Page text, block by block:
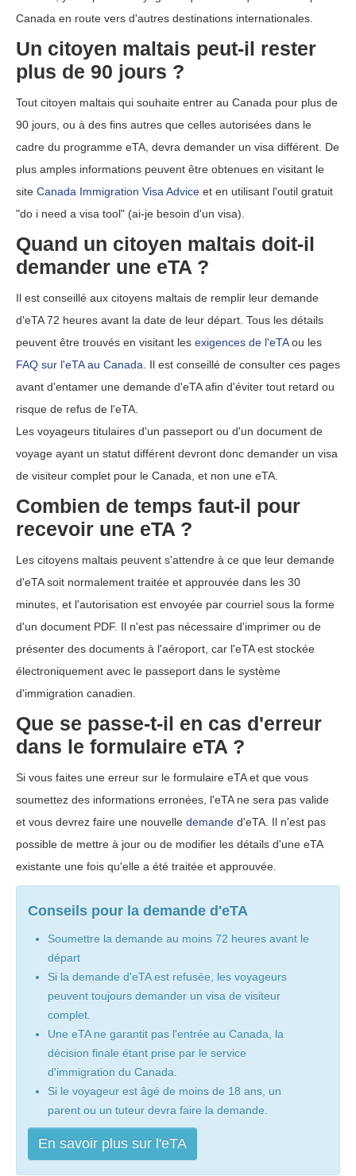
Canada en route vers d'autres destinations internationales.
Un citoyen maltais peut-il rester
plus de 90 jours ?
Tout citoyen maltais qui souhaite entrer au Canada pour plus de
90 jours, ou à des fins autres que celles autorisées dans le
cadre du programme eTA, devra demander un visa différent. De
plus amples informations peuvent être obtenues en visitant le
site Canada Immigration Visa Advice et en utilisant l'outil gratuit
"do i need a visa tool" (ai-je besoin d'un visa).
Quand un citoyen maltais doit-il
demander une eTA ?
Il est conseillé aux citoyens maltais de remplir leur demande
d'eTA 72 heures avant la date de leur départ. Tous les détails
peuvent être trouvés en visitant les exigences de l'eTAou les
FAQ sur l'eTA au Canada . Il est conseillé de consulter ces pages
avant d'entamer une demande d'eTA afin d'éviter tout retard ou
risque de refus de l'eTA.
Les voyageurs titulaires d'un passeport ou d'un document de
voyage ayant un statut différent devront donc demander un visa
de visiteur complet pour le Canada, et non une eTA.
Combien de temps faut-il pour
recevoir une eTA ?
Les citoyens maltais peuvent s'attendre à ce que leur demande
d'eTA soit normalement traitée et approuvée dans les 30
minutes, et l'autorisation est envoyée par courriel sous la forme
d'un document PDF. Il n'est pas nécessaire d'imprimer ou de
présenter des documents à l'aéroport, car l'eTA est stockée
électroniquement avec le passeport dans le système
d'immigration canadien.
Que se passe-t-il en cas d'erreur
dans le formulaire eTA ?
Si vous faites une erreur sur le formulaire eTA et que vous
soumettez des informations erronées, l'eTA ne sera pas valide
et vous devrez faire une nouvelle demande d'eTA. Il n'est pas
possible de mettre à jour ou de modifier les détails d'une eTA
existante une fois qu'elle a été traitée et approuvée.
Conseils pour la demande d'eTA
Soumettre la demande au moins 72 heures avant le
départ
Si la demande d'eTA est refusée, les voyageurs
peuvent toujours demander un visa de visiteur
complet.
Une eTA ne garantit pas l'entrée au Canada, la
décision finale étant prise par le service
d'immigration du Canada.
Si le voyageur est âgé de moins de 18 ans, un
parent ou un tuteur devra faire la demande.
En savoir plus sur l'eTA